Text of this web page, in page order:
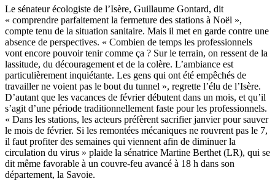
Le sénateur écologiste de l’Isère, Guillaume Gontard, dit
« comprendre parfaitement la fermeture des stations à Noël »,
compte tenu de la situation sanitaire. Mais il met en garde contre une
absence de perspectives. « Combien de temps les professionnels
vont encore pouvoir tenir comme ça ? Sur le terrain, on ressent de la
lassitude, du découragement et de la colère. L’ambiance est
particulièrement inquiétante. Les gens qui ont été empêchés de
travailler ne voient pas le bout du tunnel », regrette l’élu de l’Isère.
D’autant que les vacances de février débutent dans un mois, et qu’il
s’agit d’une période traditionnellement faste pour les professionnels.
« Dans les stations, les acteurs préfèrent sacrifier janvier pour sauver
le mois de février. Si les remontées mécaniques ne rouvrent pas le 7,
il faut profiter des semaines qui viennent afin de diminuer la
circulation du virus » plaide la sénatrice Martine Berthet (LR), qui se
dit même favorable à un couvre-feu avancé à 18 h dans son
département, la Savoie.